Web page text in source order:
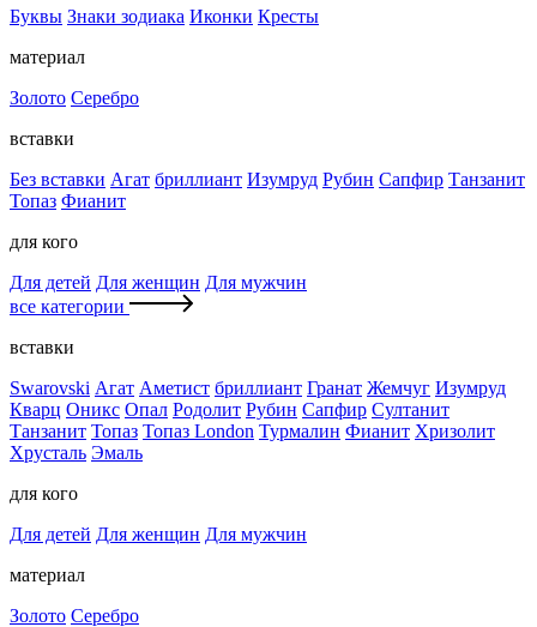
Буквы Знаки зодиака Иконки Кресты
материал
Золото Серебро
вставки
Без вставки Агат бриллиант Изумруд Рубин Сапфир Танзанит
Топаз Фианит
для кого
Для детей Для женщин Для мужчин
все категории
вставки
Swarovski Агат Аметист бриллиант Гранат Жемчуг Изумруд
Кварц Оникс Опал Родолит Рубин Сапфир Султанит
Танзанит Топаз Топаз London Турмалин Фианит Хризолит
Хрусталь Эмаль
для кого
Для детей Для женщин Для мужчин
материал
Золото Серебро